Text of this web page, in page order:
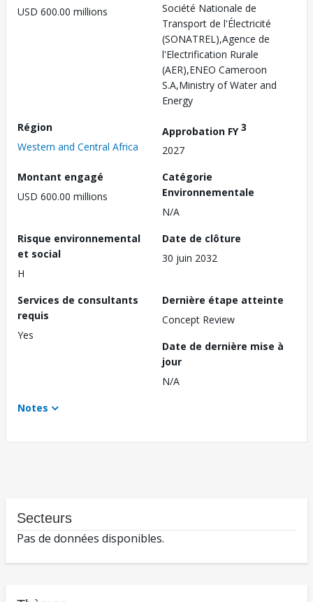
USD 600.00 millions
Société Nationale de
Transport de l'Électricité
(SONATREL),Agence de
l'Electrification Rurale
(AER),ENEO Cameroon
S.A,Ministry of Water and
Energy
Région
Western and Central Africa
Approbation FY3
2027
Montant engagé
USD 600.00 millions
Catégorie
Environnementale
N/A
Risque environnemental
et social
H
Date de clôture
30 juin 2032
Services de consultants
requis
Yes
Dernière étape atteinte
Concept Review
Date de dernière mise à
jour
N/A
Notes
Secteurs
Pas de données disponibles.